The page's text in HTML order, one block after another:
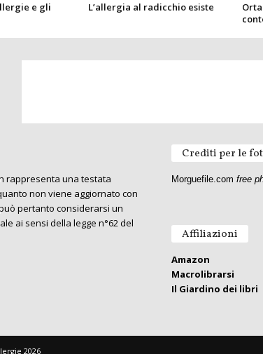
e gli
L’allergia al radicchio esiste
rappresenta una testata
non viene aggiornato con
pertanto considerarsi un
ai sensi della legge n°62 del
Crediti per le
Morguefile.com free
Affiliazioni
Amazon
Macrolibrarsi
Il Giardino dei libri
2026